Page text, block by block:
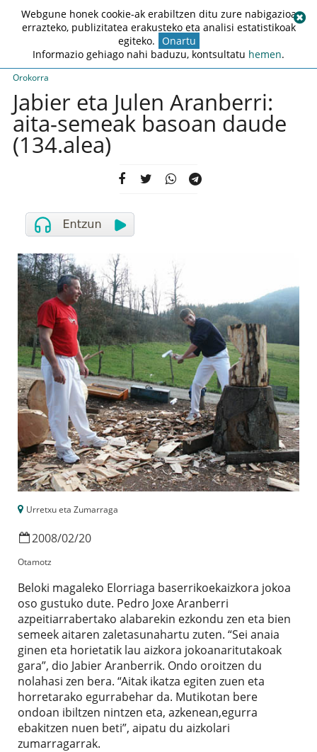
Orokorra
Jabier eta Julen Aranberri:
aita-semeak basoan daude
(134.alea)
Urretxu eta Zumarraga
2008/02/20
Otamotz
Beloki magaleko Elorriaga baserrikoekaizkora jokoa
oso gustuko dute. Pedro Joxe Aranberri
azpeitiarrabertako alabarekin ezkondu zen eta bien
semeek aitaren zaletasunahartu zuten. “Sei anaia
ginen eta horietatik lau aizkora jokoanaritutakoak
gara”, dio Jabier Aranberrik. Ondo oroitzen du
nolahasi zen bera. “Aitak ikatza egiten zuen eta
horretarako egurrabehar da. Mutikotan bere
ondoan ibiltzen nintzen eta, azkenean,egurra
ebakitzen nuen beti”, aipatu du aizkolari
zumarragarrak.
Webgune honek cookie-ak erabiltzen ditu zure nabigazioa
errazteko, publizitatea erakusteko eta analisi estatistikoak
egiteko. Onartu
Informazio gehiago nahi baduzu, kontsultatu hemen.